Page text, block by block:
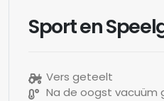
Sport en
Vers geteelt
Na de oogst vacuüm